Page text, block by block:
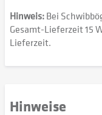
Hinweis:Bei
Gesamt-Lieferzeit 15
Lieferzeit.
Hinweise